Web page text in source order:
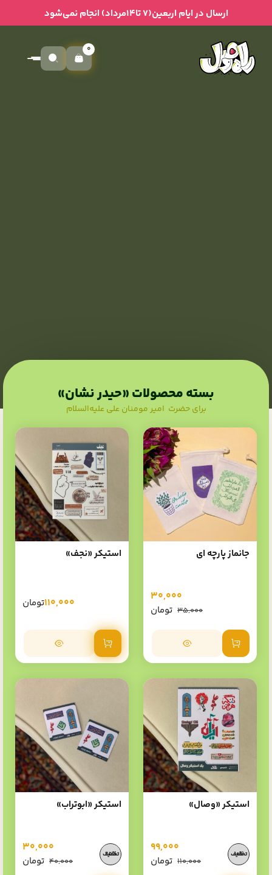
ارسال در ایام اربعین(۷ تا۱۴مرداد) انجام نمی‌شود
0
بسته محصولات «حیدر نشان»
برای حضرت امیر مومنان علی علیه‌السلام
جانماز پارچه ای
30,000
35,000 تومان
افزودن به سبد خرید
استیکر «نجف»
110,000تومان
افزودن به سبد خرید
استیکر «وصال»
10%
99,000
110,000 تومان
استیکر «ابوتراب»
25%
30,000
40,000 تومان